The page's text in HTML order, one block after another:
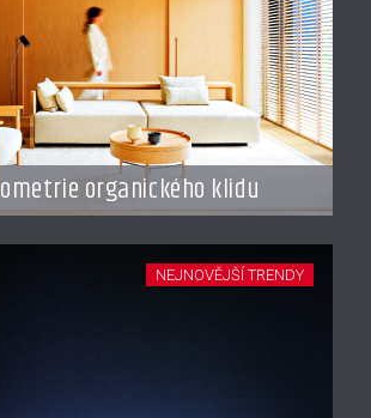
organického klidu
NEJNOVĚJŠÍ TRENDY